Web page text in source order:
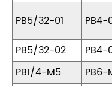
PB5/32-01
PB4-
PB5/32-02
PB4-
PB1/4-M5
PB6-